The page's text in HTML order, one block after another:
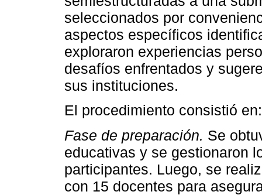
seleccionados por
aspectos específicos
exploraron experiencias
desafíos enfrentados y
sus instituciones.
El procedimiento consistió en:
Fase de preparación. Se
educativas y se gestionaron
participantes. Luego, se
con 15 docentes para